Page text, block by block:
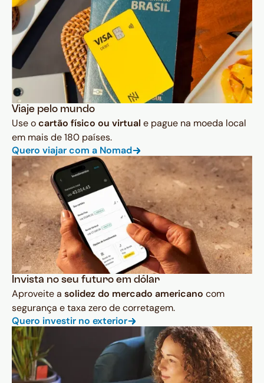
Viaje pelo mundo
Use ocartão físico ou virtual e pague na moeda local
em mais de 180 países.
Quero viajar com a Nomad
Invista no seu futuro em dólar
Aproveite a solidez do mercado americano com
segurança e taxa zero de corretagem.
Quero investir no exterior